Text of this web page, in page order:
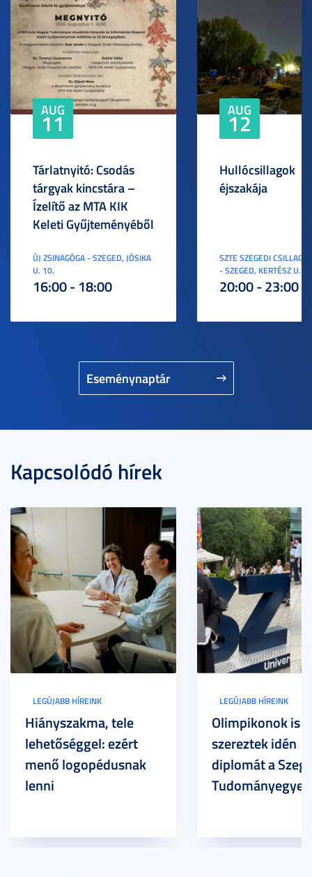
Eseménynaptár
AUG
11
Tárlatnyitó: Csodás
tárgyak kincstára –
Ízelítő az MTA KIK
Keleti Gyűjteményéből
ÚJ ZSINAGÓGA - SZEGED, JÓSIKA
U. 10.
16:00 - 18:00
AUG
12
Hullócsillagok
éjszakája
SZTE SZEGEDI
- SZEGED, KERTÉSZ U. 3.
20:00 - 23:00
Kapcsolódó hírek
LEGÚJABB HÍREINK
Hiányszakma, tele
lehetőséggel: ezért
menő logopédusnak
lenni
LEGÚJABB HÍREINK
Olimpikonok is
szereztek idén
diplomát a